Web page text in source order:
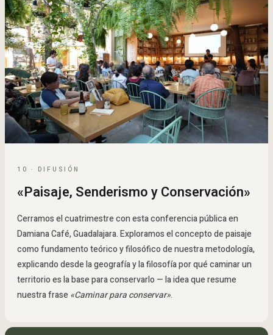
10 · DIFUSIÓN
«Paisaje, Senderismo y Conservación»
Cerramos el cuatrimestre con esta conferencia pública en
Damiana Café, Guadalajara. Exploramos el concepto de paisaje
como fundamento teórico y filosófico de nuestra metodología,
explicando desde la geografía y la filosofía por qué caminar un
territorio es la base para conservarlo — la idea que resume
nuestra frase «Caminar para conservar».